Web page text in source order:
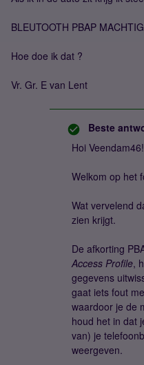
BLEUTOOTH PBAP
Hoe doe ik dat ?
Vr. Gr. E van Lent
Beste
Hoi
Welkom op het
Wat vervelend
zien krijgt.
De afkorting
Access Profile,
gegevens
gaat iets fout
waardoor je de
houd het in dat
van) je
weergeven.